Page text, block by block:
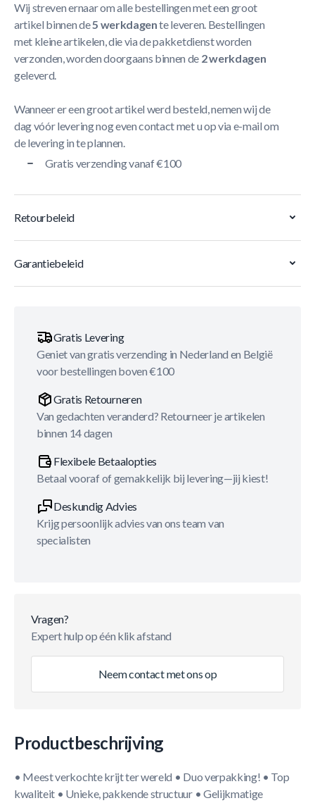
Wij streven ernaar om alle bestellingen met een groot
artikel binnen de5 werkdagente leveren. Bestellingen
met kleine artikelen, die via de pakketdienst worden
verzonden, worden doorgaans binnen de 2 werkdagen
geleverd.
Wanneer er een groot artikel werd besteld, nemen wij de
dag vóór levering nog even contact met u op via e-mail om
de levering in te plannen.
Gratis verzending vanaf €100
Retourbeleid
Garantiebeleid
Gratis Levering
Geniet van gratis verzending in Nederland en België
voor bestellingen boven €100
Gratis Retourneren
Van gedachten veranderd? Retourneer je artikelen
binnen 14 dagen
Flexibele Betaalopties
Betaal vooraf of gemakkelijk bij levering—jij kiest!
Deskundig Advies
Krijg persoonlijk advies van ons team van
specialisten
Vragen?
Expert hulp op één klik afstand
Neem contact met ons op
Productbeschrijving
• Meest verkochte krijt ter wereld • Duo verpakking! • Top
kwaliteit • Unieke, pakkende structuur • Gelijkmatige